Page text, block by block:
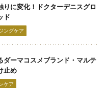
りに変化！ドクターデニスグロ
ド
ングケア
ダーマコスメブランド・マルテ
止め
ケア